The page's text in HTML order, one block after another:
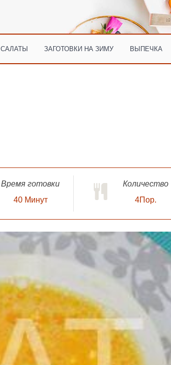
САЛАТЫ ЗАГОТОВКИ НА ЗИМУ ВЫПЕЧКА
Время готовки
40 Минут
Количество
4Пор.